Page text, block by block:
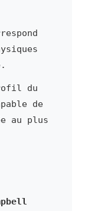
du
de
au plus